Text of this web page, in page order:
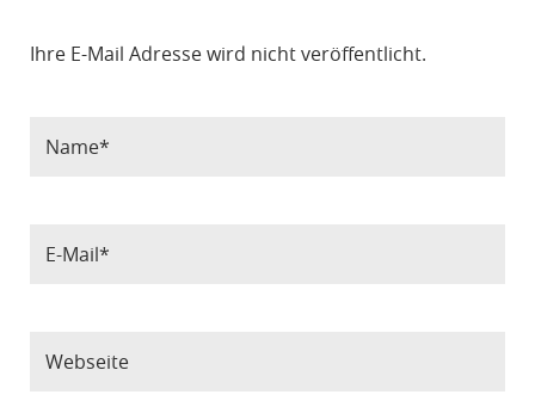
Ihre E-Mail Adresse wird nicht veröffentlicht.